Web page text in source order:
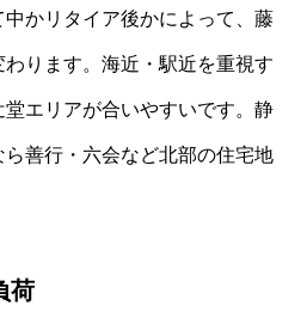
かリタイア後かによって、藤
ります。海近・駅近を重視す
エリアが合いやすいです。静
善行・六会など北部の住宅地
荷